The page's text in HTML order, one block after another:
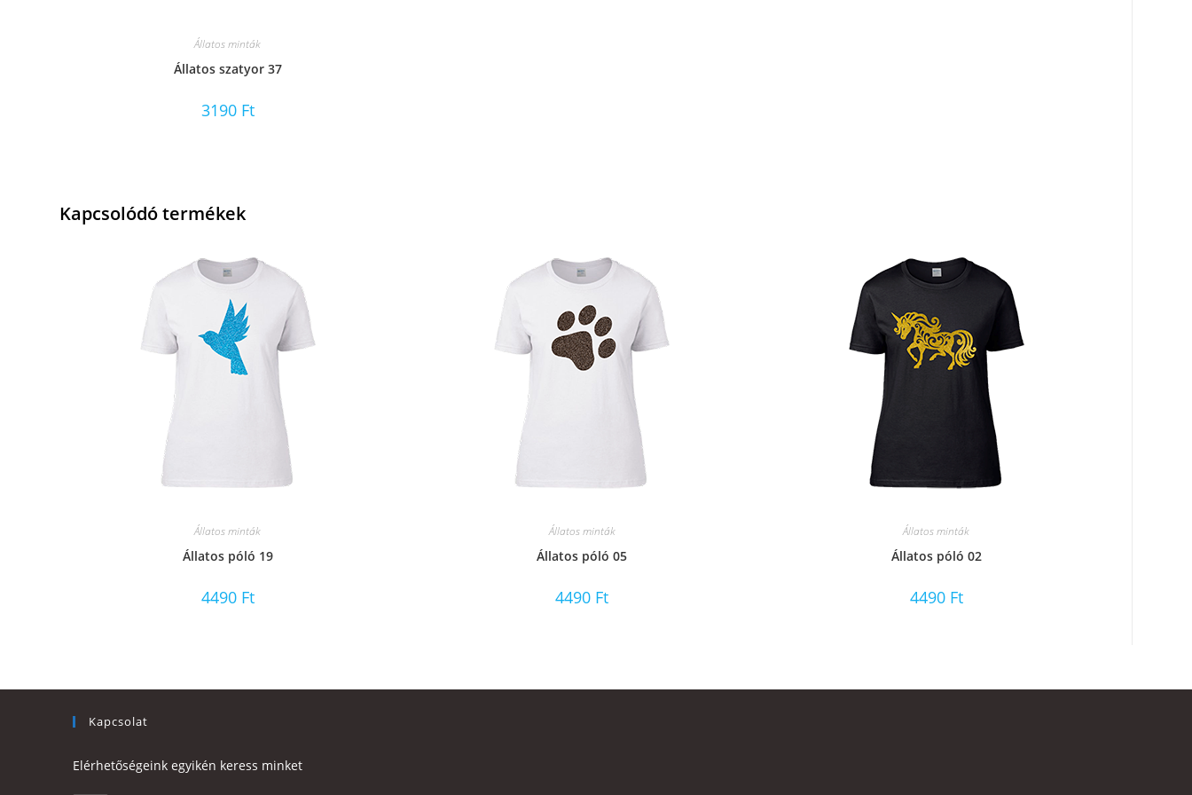
Állatos minták
Állatos szatyor 37
3190 Ft
Kapcsolódó termékek
Állatos minták
Állatos póló 19
4490 Ft
Állatos minták
Állatos póló 05
4490 Ft
Állatos minták
Állatos póló 02
4490 Ft
Kapcsolat
Elérhetőségeink egyikén keress minket